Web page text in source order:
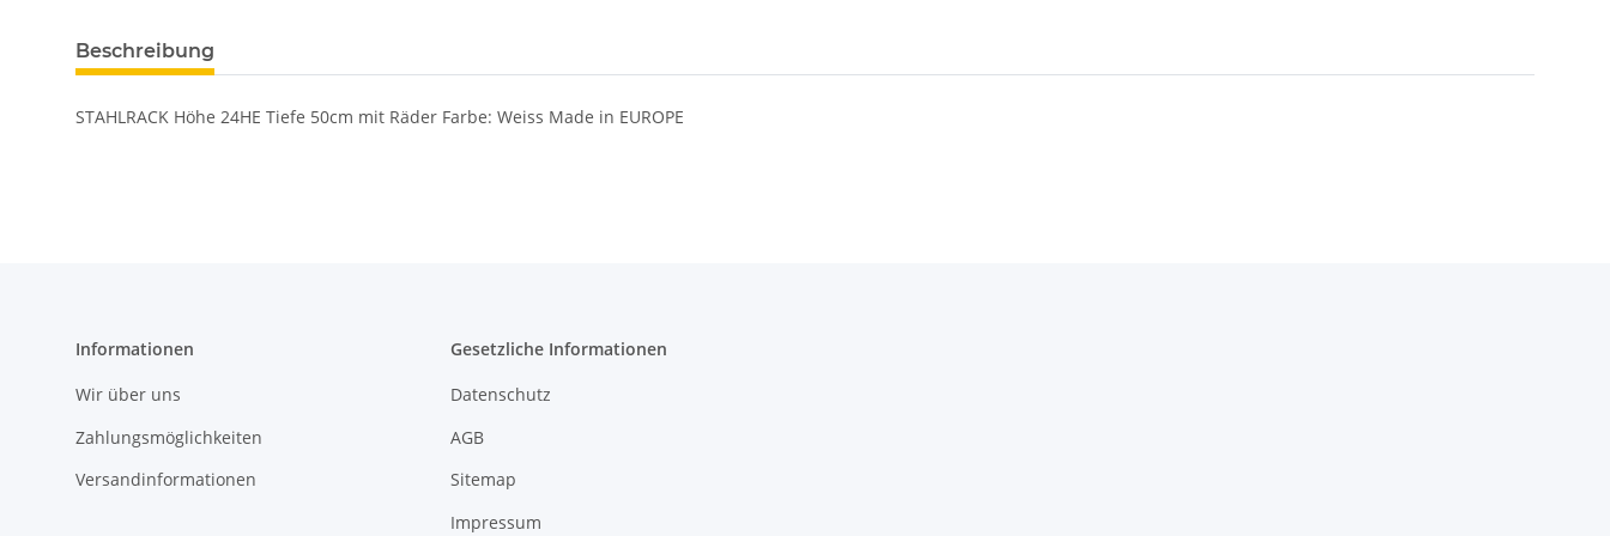
Beschreibung
STAHLRACK Höhe 24HE Tiefe 50cm mit Räder Farbe: Weiss Made in EUROPE
Informationen
Wir über uns
Zahlungsmöglichkeiten
Versandinformationen
Gesetzliche Informationen
Datenschutz
AGB
Sitemap
Impressum